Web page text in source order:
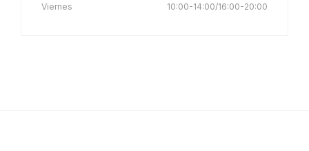
Viernes 10:00-14:00/16:00-20:00